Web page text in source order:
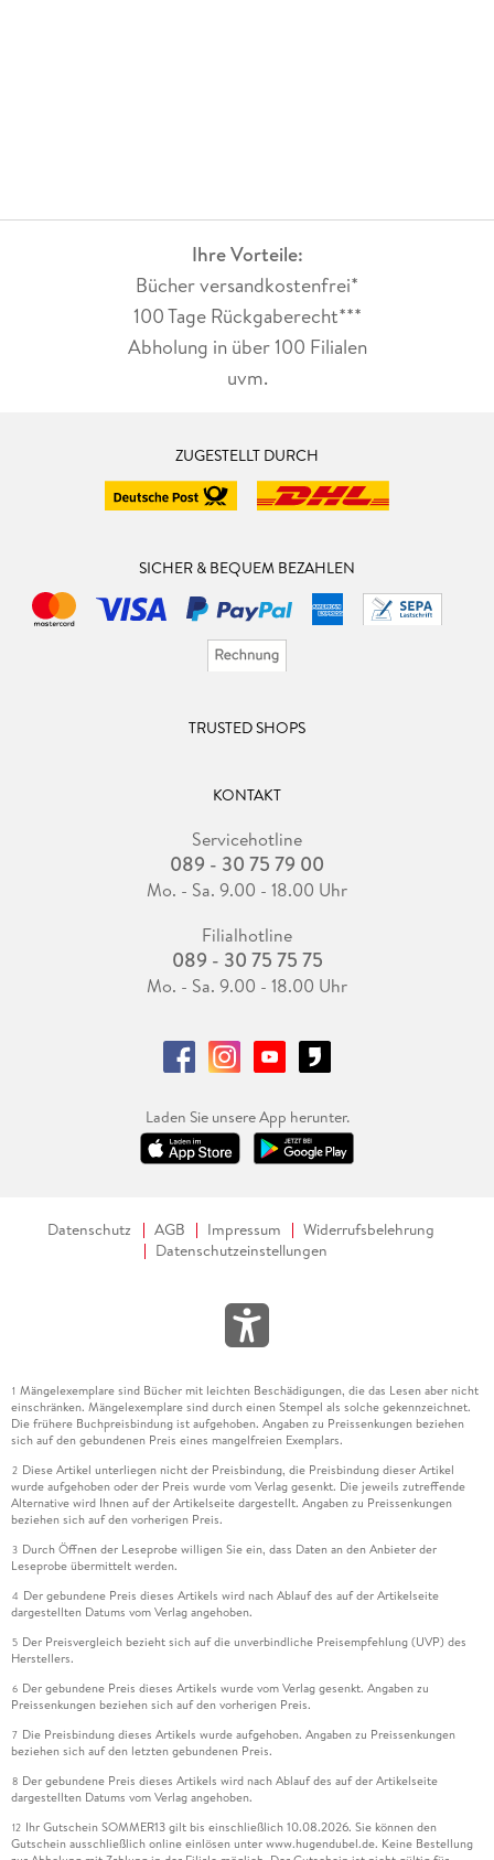
Ihre Vorteile:
Bücher versandkostenfrei*
100 Tage Rückgaberecht***
Abholung in über 100 Filialen
uvm.
ZUGESTELLT DURCH
SICHER & BEQUEM BEZAHLEN
TRUSTED SHOPS
KONTAKT
Servicehotline
089 - 30 75 79 00
Mo. - Sa. 9.00 - 18.00 Uhr
Filialhotline
089 - 30 75 75 75
Mo. - Sa. 9.00 - 18.00 Uhr
Laden Sie unsere App herunter.
Datenschutz AGB Impressum
Widerrufsbelehrung
Datenschutzeinstellungen
1 Mängelexemplare sind Bücher mit leichten Beschädigungen, die das Lesen aber nicht
einschränken. Mängelexemplare sind durch einen Stempel als solche gekennzeichnet.
Die frühere Buchpreisbindung ist aufgehoben. Angaben zu Preissenkungen beziehen
sich auf den gebundenen Preis eines mangelfreien Exemplars.
2 Diese Artikel unterliegen nicht der Preisbindung, die Preisbindung dieser Artikel
wurde aufgehoben oder der Preis wurde vom Verlag gesenkt. Die jeweils zutreffende
Alternative wird Ihnen auf der Artikelseite dargestellt. Angaben zu Preissenkungen
beziehen sich auf den vorherigen Preis.
3 Durch Öffnen der Leseprobe willigen Sie ein, dass Daten an den Anbieter der
Leseprobe übermittelt werden.
4 Der gebundene Preis dieses Artikels wird nach Ablauf des auf der Artikelseite
dargestellten Datums vom Verlag angehoben.
5 Der Preisvergleich bezieht sich auf die unverbindliche Preisempfehlung (UVP) des
Herstellers.
6 Der gebundene Preis dieses Artikels wurde vom Verlag gesenkt. Angaben zu
Preissenkungen beziehen sich auf den vorherigen Preis.
7 Die Preisbindung dieses Artikels wurde aufgehoben. Angaben zu Preissenkungen
beziehen sich auf den letzten gebundenen Preis.
8 Der gebundene Preis dieses Artikels wird nach Ablauf des auf der Artikelseite
dargestellten Datums vom Verlag angehoben.
12 Ihr Gutschein SOMMER13 gilt bis einschließlich 10.08.2026. Sie können den
Gutschein ausschließlich online einlösen unter www.hugendubel.de. Keine Bestellung